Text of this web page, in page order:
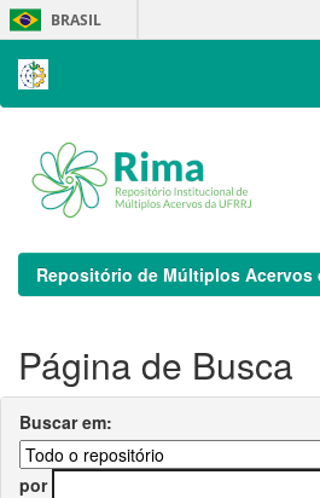
Skip
navigation
BRASIL
Repositório de Múltiplos Acervos
Página de Busca
Buscar em:
por